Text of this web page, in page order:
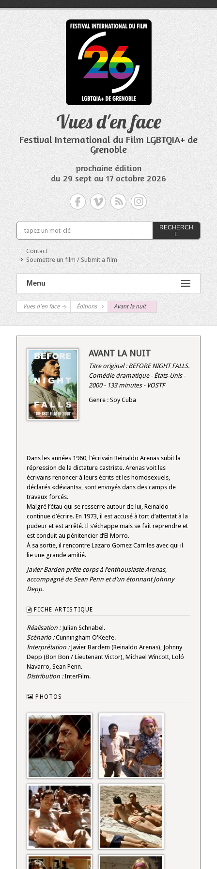
Vues d'en face
Festival International du Film LGBTQIA+ de
Grenoble
prochaine édition
du 29 sept au 17 octobre 2026
RECHERCH
E
Contact
Soumettre un film / Submit a film
Menu
Vues d'en face Éditions Avant la nuit
AVANT LA NUIT
Titre original :BEFORE NIGHT FALLS.
Comédie dramatique - États-Unis -
2000 - 133 minutes - VOSTF
Genre : Soy Cuba
Dans les années 1960, l’écrivain Reinaldo Arenas subit la
répression de la dictature castriste. Arenas voit les
écrivains renoncer à leurs écrits et les homosexuels,
déclarés «déviants», sont envoyés dans des camps de
travaux forcés.
Malgré l’étau qui se resserre autour de lui, Reinaldo
continue d’écrire. En 1973, il est accusé à tort d’attentat à la
pudeur et est arrêté. Il s’échappe mais se fait reprendre et
est conduit au pénitencier d’El Morro.
À sa sortie, il rencontre Lazaro Gomez Carriles avec qui il
lie une grande amitié.
Javier Barden prête corps à l’enthousiaste Arenas,
accompagné de Sean Penn et d’un étonnant Johnny
Depp.
FICHE ARTISTIQUE
Réalisation :Julian Schnabel.
Scénario :Cunningham O'Keefe.
Interprétation :Javier Bardem (Reinaldo Arenas), Johnny
Depp (Bon Bon / Lieutenant Victor), Michael Wincott, Loló
Navarro, Sean Penn.
Distribution :InterFilm.
PHOTOS